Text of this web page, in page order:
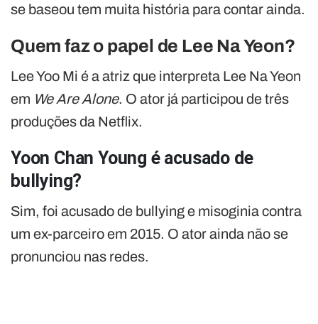
se baseou tem muita história para contar ainda.
Quem faz o papel de Lee Na Yeon?
Lee Yoo Mi é a atriz que interpreta Lee Na Yeon
em We Are Alone. O ator já participou de três
produções da Netflix.
Yoon Chan Young é acusado de
bullying?
Sim, foi acusado de bullying e misoginia contra
um ex-parceiro em 2015. O ator ainda não se
pronunciou nas redes.